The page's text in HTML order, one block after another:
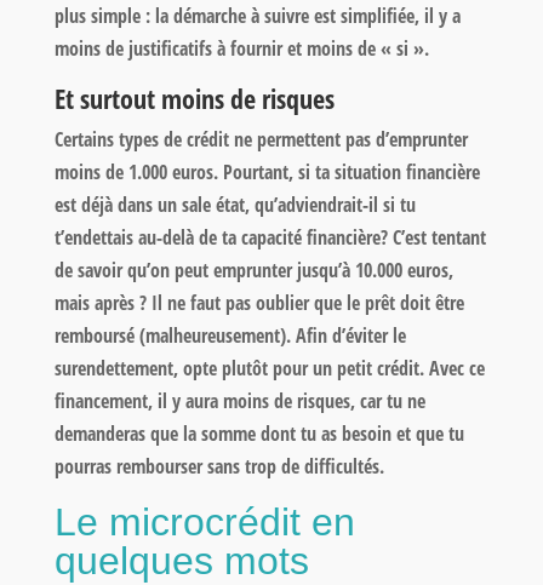
plus simple : la démarche à suivre est simplifiée, il y a
moins de justificatifs à fournir et moins de « si ».
Et surtout moins de risques
Certains types de crédit ne permettent pas d’emprunter
moins de 1.000 euros. Pourtant, si ta situation financière
est déjà dans un sale état, qu’adviendrait-il si tu
t’endettais au-delà de ta capacité financière? C’est tentant
de savoir qu’on peut emprunter jusqu’à 10.000 euros,
mais après ? Il ne faut pas oublier que le prêt doit être
remboursé (malheureusement). Afin d’éviter le
surendettement, opte plutôt pour un petit crédit. Avec ce
financement, il y aura moins de risques, car tu ne
demanderas que la somme dont tu as besoin et que tu
pourras rembourser sans trop de difficultés.
Le microcrédit en
quelques mots